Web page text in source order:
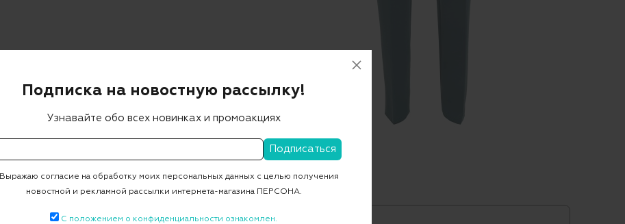
Брюки RIVOLO
Подписка на новостную рассылку!
Узнавайте обо всех новинках и промоакциях
Выражаю согласие на обработку моих персональных данных с целью получения
новостной и рекламной рассылки интернета-магазина ПЕРСОНА.
С положением о конфиденциальности ознакомлен.